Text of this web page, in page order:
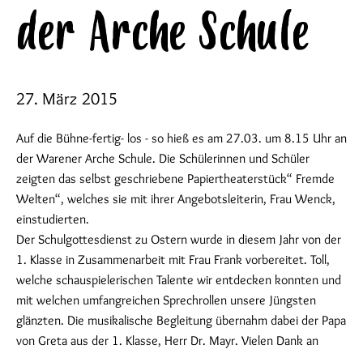
der Arche Schule
27. März 2015
Auf die Bühne-fertig- los - so hieß es am 27.03. um 8.15 Uhr an
der Warener Arche Schule. Die Schülerinnen und Schüler
zeigten das selbst geschriebene Papiertheaterstück“ Fremde
Welten“, welches sie mit ihrer Angebotsleiterin, Frau Wenck,
einstudierten.
Der Schulgottesdienst zu Ostern wurde in diesem Jahr von der
1. Klasse in Zusammenarbeit mit Frau Frank vorbereitet. Toll,
welche schauspielerischen Talente wir entdecken konnten und
mit welchen umfangreichen Sprechrollen unsere Jüngsten
glänzten. Die musikalische Begleitung übernahm dabei der Papa
von Greta aus der 1. Klasse, Herr Dr. Mayr. Vielen Dank an